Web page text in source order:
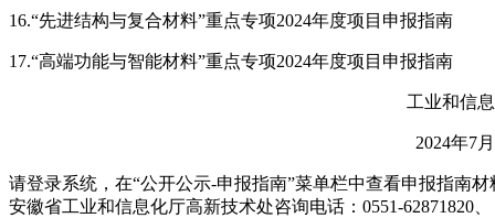
16.“先进结构与复合材料”重点专项2024年度项目申报指南
17.“高端功能与智能材料”重点专项2024年度项目申报指南
工业和信
2024年7
请登录系统，在“公开公示-申报指南”菜单栏中查看申报指南材
安徽省工业和信息化厅高新技术处咨询电话：0551-62871820、